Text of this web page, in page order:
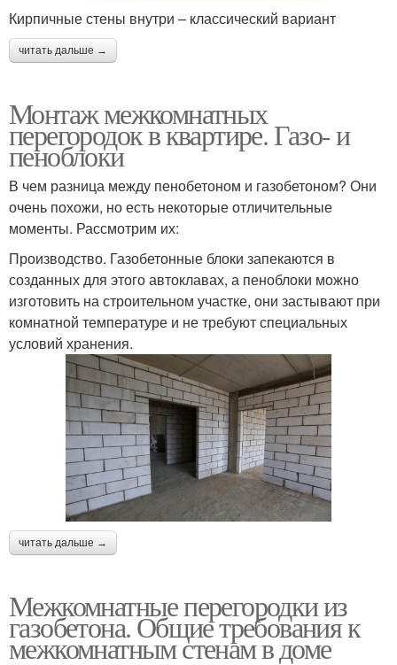
Кирпичные стены внутри – классический вариант
читать дальше →
Монтаж межкомнатных
перегородок в квартире. Газо- и
пеноблоки
В чем разница между пенобетоном и газобетоном? Они
очень похожи, но есть некоторые отличительные
моменты. Рассмотрим их:
Производство. Газобетонные блоки запекаются в
созданных для этого автоклавах, а пеноблоки можно
изготовить на строительном участке, они застывают при
комнатной температуре и не требуют специальных
условий хранения.
читать дальше →
Межкомнатные перегородки из
газобетона. Общие требования к
межкомнатным стенам в доме